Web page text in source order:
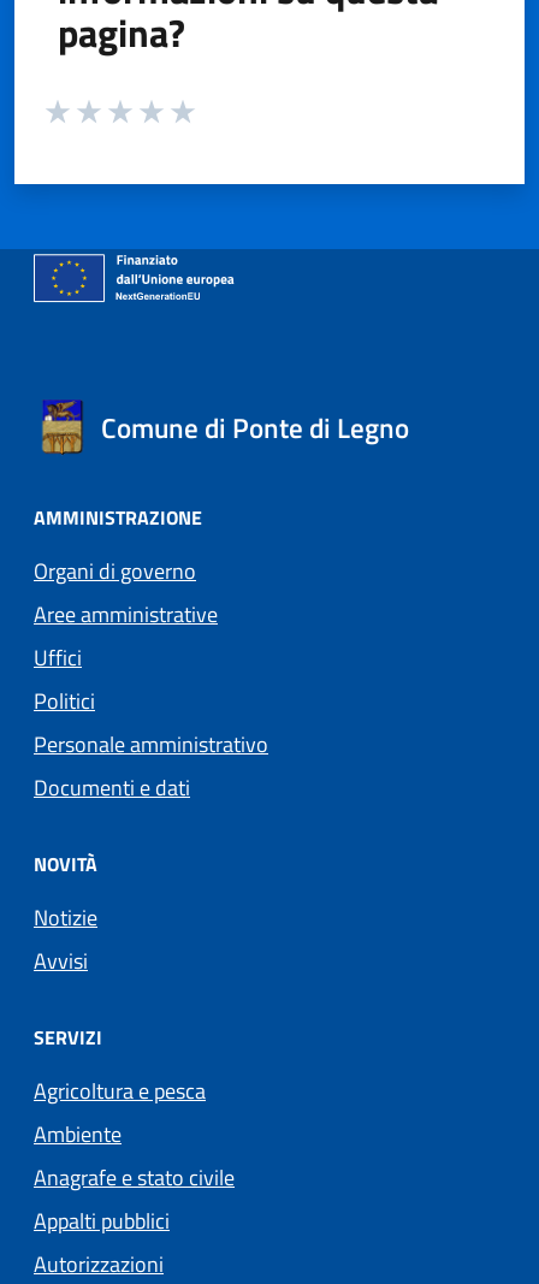
pagina?
Valuta da 1 a 5 stelle la pagina
Comune di Ponte di Legno
AMMINISTRAZIONE
Organi di governo
Aree amministrative
Uffici
Politici
Personale amministrativo
Documenti e dati
NOVITÀ
Notizie
Avvisi
SERVIZI
Agricoltura e pesca
Ambiente
Anagrafe e stato civile
Appalti pubblici
Autorizzazioni